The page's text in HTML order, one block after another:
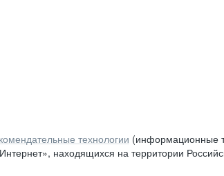
технологии (информационные
находящихся на территории